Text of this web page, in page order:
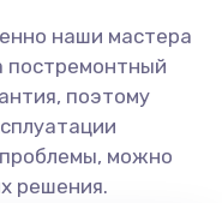
наши мастера
постремонтный
поэтому
можно
решения.